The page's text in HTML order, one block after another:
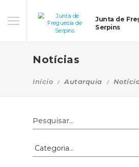
Junta de
Serpins
Notícias
Início Autarquia